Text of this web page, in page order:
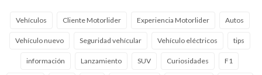
Vehículos Cliente Motorlider Experiencia Motorlider Autos
Vehículo nuevo Seguridad vehícular Vehículo eléctricos tips
información Lanzamiento SUV Curiosidades F1